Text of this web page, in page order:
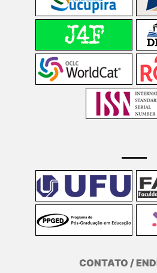
CONTATO /